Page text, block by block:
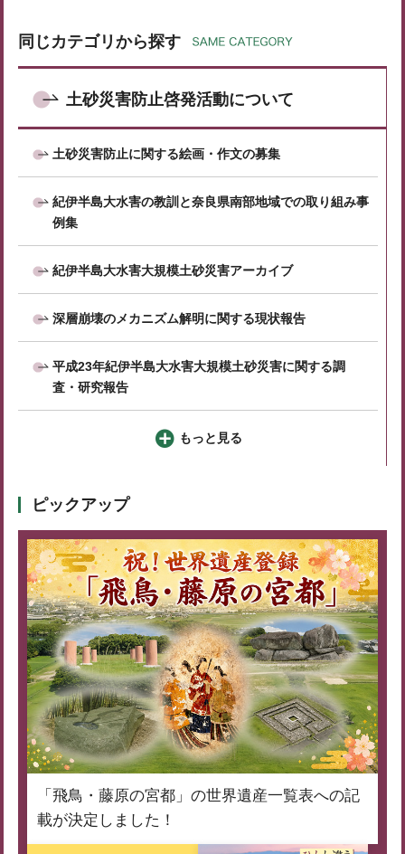
同じカテゴリから探す
土砂災害防止啓発活動について
土砂災害防止に関する絵画・作文の募集
紀伊半島大水害の教訓と奈良県南部地域での取り組み事
例集
紀伊半島大水害大規模土砂災害アーカイブ
深層崩壊のメカニズム解明に関する現状報告
平成23年紀伊半島大水害大規模土砂災害に関する調
査・研究報告
もっと見る
ピックアップ
「飛鳥・藤原の宮都」の世界遺産一覧表への記
載が決定しました！